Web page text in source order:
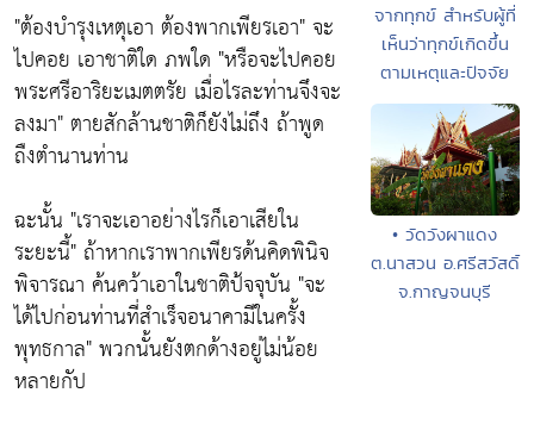
"ต้องบำรุงเหตุเอา ต้องพากเพียรเอา"จะ
ไปคอย เอาชาติใด ภพใด "หรือจะไปคอย
พระศรีอาริยะเมตตรัย เมื่อไรละท่านจึงจะ
ลงมา"ตายสักล้านชาติก็ยังไม่ถึง ถ้าพูด
ถืงตำนานท่าน
ฉะนั้น "เราจะเอาอย่างไรก็เอาเสียใน
ระยะนี้"ถ้าหากเราพากเพียรด้นคิดพินิจ
พิจารณา ค้นคว้าเอาในชาติป้จจุบัน "จะ
ได้ไปก่อนท่านที่สำเร็จอนาคามีในครั้ง
พุทธกาล"พวกนั้นยังตกด้างอยู่ไม่น้อย
หลายกัป
จากทุกข์ สำหรับผู้ที่
เห็นว่าทุกข์เกิดขึ้น
ตามเหตุและปัจจัย
• วัดวังผาแดง
ต.นาสวน อ.ศรีสวัสดิ์
จ.กาญจนบุรี